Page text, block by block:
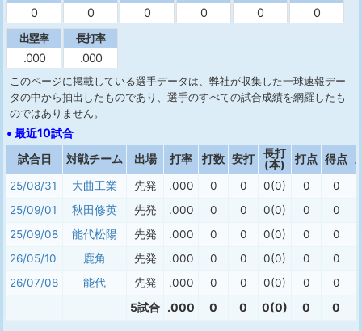
0 0 0 0 0 0
出塁率
.000
長打率
.000
このページに掲載している選手データは、弊社が収集した一球速報デー
タの中から抽出したものであり、選手のすべての試合成績を網羅したも
のではありません。
• 最近10試合
試合日 対戦チーム 出場 打率 打数 安打
長打
(本)
打点 得点
25/08/31 大曲工業 先発 .000 0 0 0(0) 0
0
25/09/01
秋田修英 先発 .000 0 0 0(0) 0
0
25/09/08
能代松陽 先発 .000 0 0 0(0) 0
0
26/05/10
鹿角 先発 .000 0 0 0(0) 0
0
26/07/08
能代 先発 .000 0 0 0(0) 0 0
5試合 .000 0 0 0(0) 0 0